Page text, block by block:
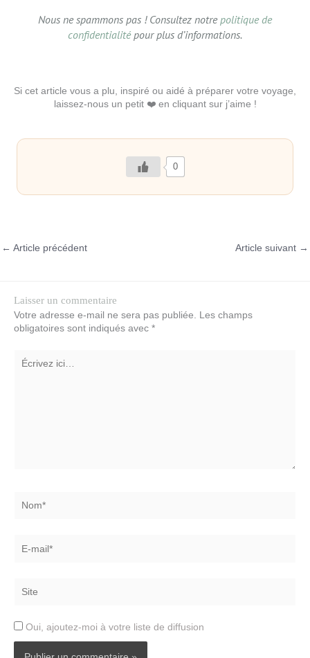
Nous ne spammons pas ! Consultez notre politique de
confidentialitépour plus d’informations.
Si cet article vous a plu, inspiré ou aidé à préparer votre voyage,
laissez-nous un petit ❤️ en cliquant sur j’aime !
0
← Article précédent Article suivant →
Laisser un commentaire
Votre adresse e-mail ne sera pas publiée. Les champs
obligatoires sont indiqués avec *
ici…
mail*
Oui, ajoutez-moi à votre liste de diffusion